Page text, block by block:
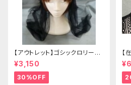
【アウトレット】ゴシックロリータ
ゴールドクラウン＆ホーン(ヴェ
ール付き)
¥3,150
30%OFF
【
ー